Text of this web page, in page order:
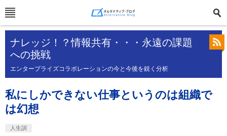
ナレッジ！？情報共有・・・永遠の課題
への挑戦
エンタープライズコラボレーションの今と今後を鋭く分析
私にしかできない仕事というのは組織で
は幻想
人生訓